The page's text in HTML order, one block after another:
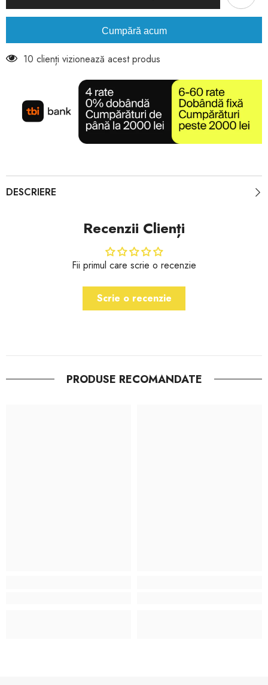
Cumpără acum
10 clienți vizionează acest produs
DESCRIERE
Recenzii Clienți
Fii primul care scrie o recenzie
Scrie o recenzie
PRODUSE RECOMANDATE